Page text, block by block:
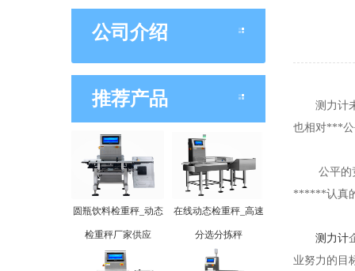
公司介绍
推荐产品
圆瓶饮料检重秤_动态
检重秤厂家供应
在线动态检重秤_高速
分选分拣秤
测力计未
也相对***
公平的竞
******认真
测力计
业努力的目